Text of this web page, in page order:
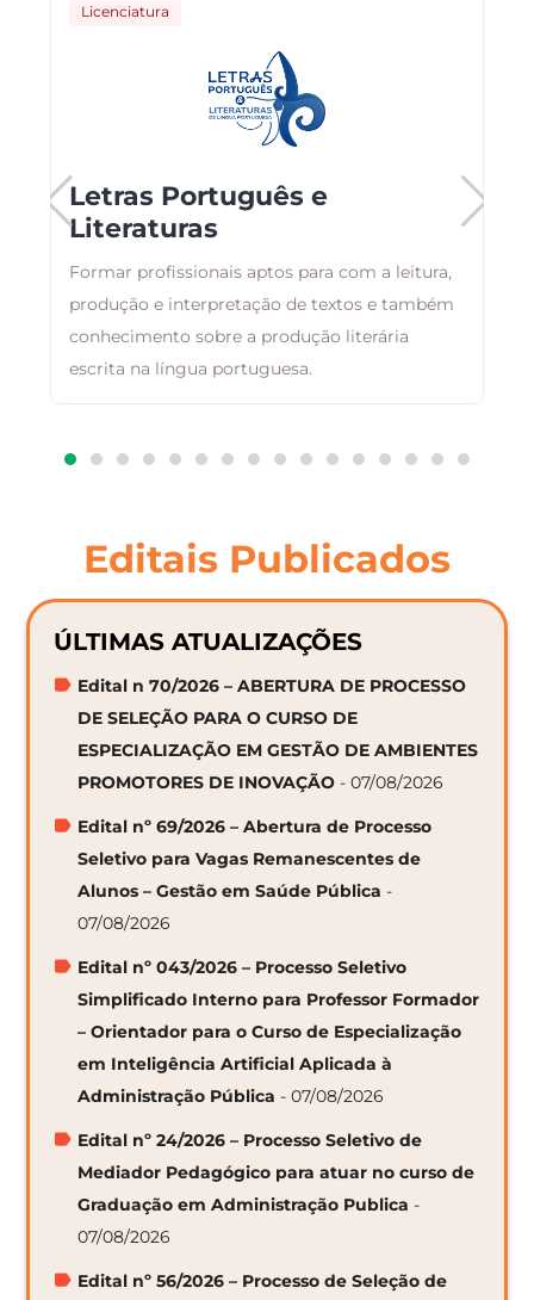
Licenciatura
Letras Português e
Literaturas
Formar profissionais aptos para com a leitura,
produção e interpretação de textos e também
conhecimento sobre a produção literária
escrita na língua portuguesa.
Editais Publicados
ÚLTIMAS ATUALIZAÇÕES
Edital n 70/2026 – ABERTURA DE PROCESSO
DE SELEÇÃO PARA O CURSO DE
ESPECIALIZAÇÃO EM GESTÃO DE AMBIENTES
PROMOTORES DE INOVAÇÃO - 07/08/2026
Edital nº 69/2026 – Abertura de Processo
Seletivo para Vagas Remanescentes de
Alunos – Gestão em Saúde Pública -
07/08/2026
Edital nº 043/2026 – Processo Seletivo
Simplificado Interno para Professor Formador
– Orientador para o Curso de Especialização
em Inteligência Artificial Aplicada à
Administração Pública - 07/08/2026
Edital nº 24/2026 – Processo Seletivo de
Mediador Pedagógico para atuar no curso de
Graduação em Administração Publica -
07/08/2026
Edital nº 56/2026 – Processo de Seleção de